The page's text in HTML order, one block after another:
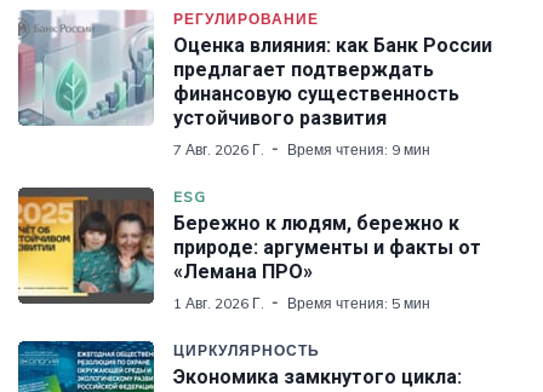
РЕГУЛИРОВАНИЕ
Оценка влияния: как Банк России
предлагает подтверждать
финансовую существенность
устойчивого развития
7 Авг. 2026 Г. Время чтения: 9 мин
ESG
Бережно к людям, бережно к
природе: аргументы и факты от
«Лемана ПРО»
1 Авг. 2026 Г. Время чтения: 5 мин
ЦИРКУЛЯРНОСТЬ
Экономика замкнутого цикла: